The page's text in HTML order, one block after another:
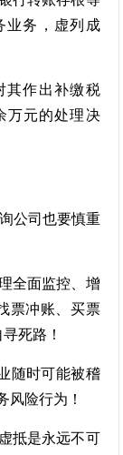
业务，虚列成
其作出补缴税
万元的处理决
公司也要慎重
全面监控、增
票冲账、买票
死路！
随时可能被稽
风险行为！
抵是永远不可